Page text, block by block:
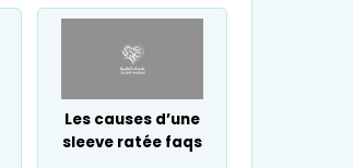
Les causes d’une
sleeve ratée faqs